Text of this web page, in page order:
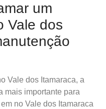
um
Vale dos
Vale dos Itamaraca, a
mais importante para
no Vale dos Itamaraca